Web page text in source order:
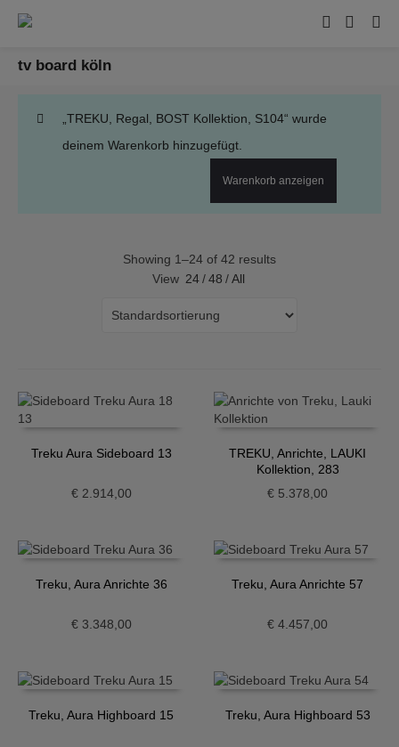
tv board köln
„TREKU, Regal, BOST Kollektion, S104“ wurde
deinem Warenkorb hinzugefügt.
Warenkorb anzeigen
Showing 1–24 of 42 results
View 24 / 48 / All
Treku Aura Sideboard 13
€2.914,00
TREKU, Anrichte, LAUKI
Kollektion, 283
€ 5.378,00
Treku, Aura Anrichte 36
€3.348,00
Treku, Aura Anrichte 57
€ 4.457,00
Treku, Aura Highboard 15 Treku, Aura Highboard 53